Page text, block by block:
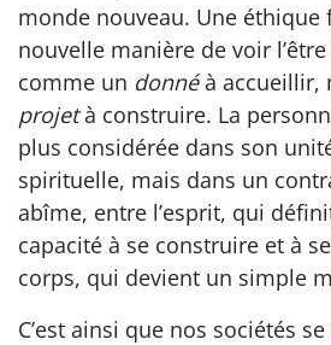
monde nouveau. Une éthique
nouvelle manière de voir
comme un donnéà accueillir,
projetà construire. La
plus considérée dans son
spirituelle, mais dans un
abîme, entre l’esprit, qui
capacité à se construire et à
corps, qui devient un simple
C’est ainsi que nos sociétés